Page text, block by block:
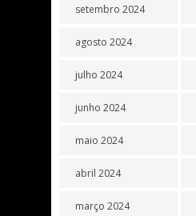
setembro 2024
agosto 2024
julho 2024
junho 2024
maio 2024
abril 2024
março 2024